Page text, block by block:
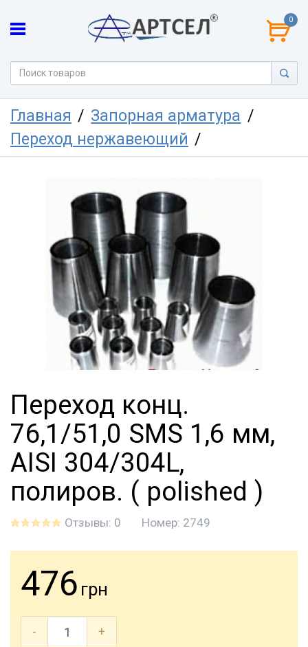
0
Главная
Запорная арматура
Переход нержавеющий
Переход конц.
76,1/51,0 SMS 1,6 мм,
AISI 304/304L,
полиров. ( polished )
Отзывы: 0 Номер: 2749
476 грн
- +